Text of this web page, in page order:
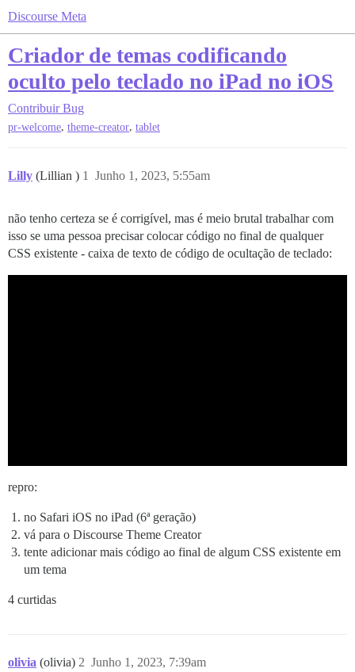
Discourse Meta
Criador de temas codificando
oculto pelo teclado no iPad no iOS
Contribuir Bug
pr-welcome, theme-creator, tablet
Lilly (Lillian ) Junho 1, 2023, 5:55am
1
não tenho certeza se é corrigível, mas é meio brutal trabalhar com
isso se uma pessoa precisar colocar código no final de qualquer
CSS existente - caixa de texto de código de ocultação de teclado:
repro:
no Safari iOS no iPad (6ª geração)
vá para o Discourse Theme Creator
tente adicionar mais código ao final de algum CSS existente em
um tema
4 curtidas
olivia (olivia) Junho 1, 2023, 7:39am
2